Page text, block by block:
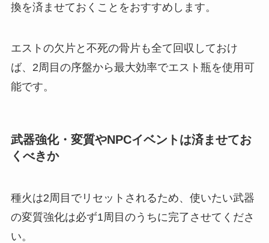
換を済ませておくことをおすすめします。
エストの欠片と不死の骨片も全て回収しておけ
ば、2周目の序盤から最大効率でエスト瓶を使用可
能です。
武器強化・変質やNPCイベントは済ませてお
くべきか
種火は2周目でリセットされるため、使いたい武器
の変質強化は必ず1周目のうちに完了させてくださ
い。